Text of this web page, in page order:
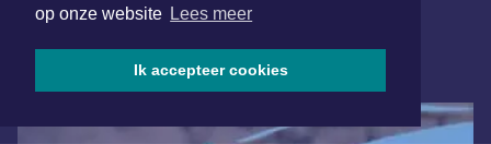
op onze website Lees meer
Ik accepteer cookies
Aanmelden
ONLINE DAGBLADEN